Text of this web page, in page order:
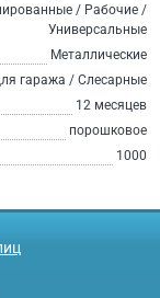
/ Рабочие /
Универсальные
Металлические
гаража / Слесарные
12 месяцев
порошковое
1000